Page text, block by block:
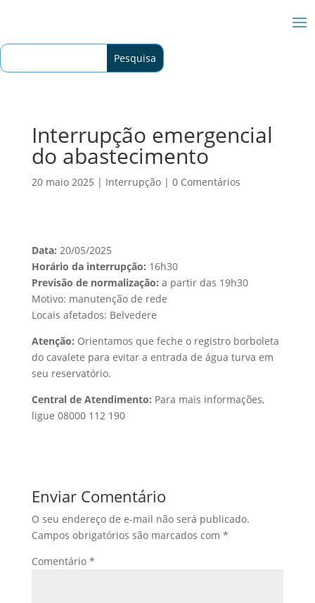
Interrupção emergencial
do abastecimento
20 maio 2025 | Interrupção| 0 Comentários
Data: 20/05/2025
Horário da interrupção: 16h30
Previsão de normalização: a partir das 19h30
Motivo: manutenção de rede
Locais afetados: Belvedere
Atenção: Orientamos que feche o registro borboleta
do cavalete para evitar a entrada de água turva em
seu reservatório.
Central de Atendimento: Para mais informações,
ligue 08000 112 190
Enviar Comentário
O seu endereço de e-mail não será publicado.
Campos obrigatórios são marcados com *
Comentário *